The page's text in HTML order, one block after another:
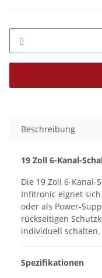
Beschreibung
19 Zoll 6-Kanal-
Die 19 Zoll 6-Kanal-
Infitronic eignet
oder als Power-
rückseitigen
individuell schalten.
Spezifikationen